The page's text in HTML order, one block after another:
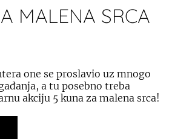
MALENA SRCA
one se proslavio uz mnogo
a tu posebno treba
akciju 5 kuna za malena srca!